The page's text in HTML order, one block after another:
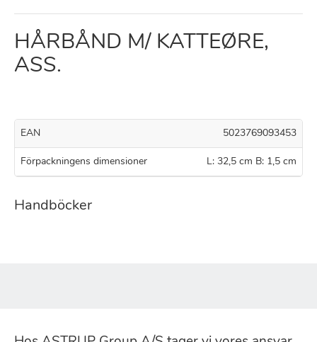
HÅRBÅND M/ KATTEØRE,
ASS.
EAN 5023769093453
Förpackningens dimensioner L: 32,5 cm B: 1,5 cm
Handböcker